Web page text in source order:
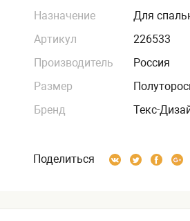
Назначение
Для
Артикул
226533
Производитель
Россия
Размер
Бренд
Текс-
Поделиться